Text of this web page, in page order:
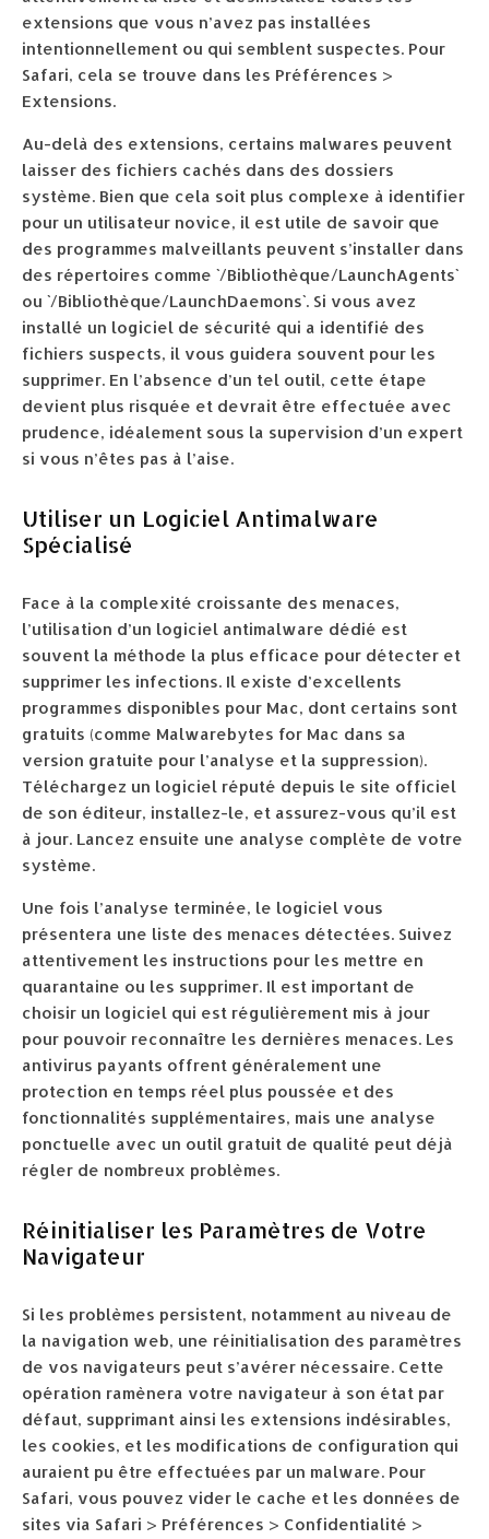
extensions que vous n’avez pas installées
intentionnellement ou qui semblent suspectes. Pour
Safari, cela se trouve dans les Préférences >
Extensions.
Au-delà des extensions, certains malwares peuvent
laisser des fichiers cachés dans des dossiers
système. Bien que cela soit plus complexe à identifier
pour un utilisateur novice, il est utile de savoir que
des programmes malveillants peuvent s’installer dans
des répertoires comme `/Bibliothèque/LaunchAgents`
ou `/Bibliothèque/LaunchDaemons`. Si vous avez
installé un logiciel de sécurité qui a identifié des
fichiers suspects, il vous guidera souvent pour les
supprimer. En l’absence d’un tel outil, cette étape
devient plus risquée et devrait être effectuée avec
prudence, idéalement sous la supervision d’un expert
si vous n’êtes pas à l’aise.
Utiliser un Logiciel Antimalware
Spécialisé
Face à la complexité croissante des menaces,
l’utilisation d’un logiciel antimalware dédié est
souvent la méthode la plus efficace pour détecter et
supprimer les infections. Il existe d’excellents
programmes disponibles pour Mac, dont certains sont
gratuits (comme Malwarebytes for Mac dans sa
version gratuite pour l’analyse et la suppression).
Téléchargez un logiciel réputé depuis le site officiel
de son éditeur, installez-le, et assurez-vous qu’il est
à jour. Lancez ensuite une analyse complète de votre
système.
Une fois l’analyse terminée, le logiciel vous
présentera une liste des menaces détectées. Suivez
attentivement les instructions pour les mettre en
quarantaine ou les supprimer. Il est important de
choisir un logiciel qui est régulièrement mis à jour
pour pouvoir reconnaître les dernières menaces. Les
antivirus payants offrent généralement une
protection en temps réel plus poussée et des
fonctionnalités supplémentaires, mais une analyse
ponctuelle avec un outil gratuit de qualité peut déjà
régler de nombreux problèmes.
Réinitialiser les Paramètres de Votre
Navigateur
Si les problèmes persistent, notamment au niveau de
la navigation web, une réinitialisation des paramètres
de vos navigateurs peut s’avérer nécessaire. Cette
opération ramènera votre navigateur à son état par
défaut, supprimant ainsi les extensions indésirables,
les cookies, et les modifications de configuration qui
auraient pu être effectuées par un malware. Pour
Safari, vous pouvez vider le cache et les données de
sites via Safari > Préférences > Confidentialité >